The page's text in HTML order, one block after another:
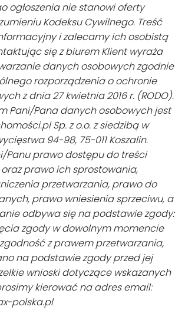
ogłoszenia nie stanowi oferty
Kodeksu Cywilnego. Treść
i zalecamy ich osobistą
się z biurem Klient wyraża
danych osobowych zgodnie
rozporządzenia o ochronie
z dnia 27 kwietnia 2016 r. (RODO).
Pani/Pana danych osobowych jest
Sp. z o.o. z siedzibą w
94-98, 75-011 Koszalin.
Panu prawo dostępu do treści
prawo ich sprostowania,
przetwarzania, prawo do
prawo wniesienia sprzeciwu, a
odbywa się na podstawie zgody:
zgody w dowolnym momencie
z prawem przetwarzania,
na podstawie zgody przed jej
wnioski dotyczące wskazanych
kierować na adres email:
polska.pl